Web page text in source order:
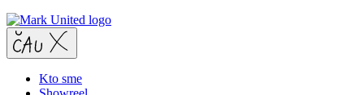
Kto sme